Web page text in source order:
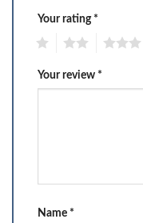
Your rating *
Your review *
Name *